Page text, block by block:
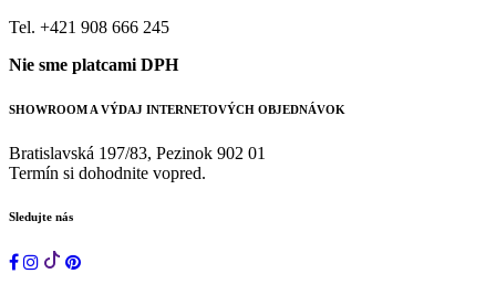
Tel. +421 908 666 245
Nie sme platcami DPH
SHOWROOM A VÝDAJ INTERNETOVÝCH OBJEDNÁVOK
Bratislavská 197/83, Pezinok 902 01
Termín si dohodnite vopred.
Sledujte nás